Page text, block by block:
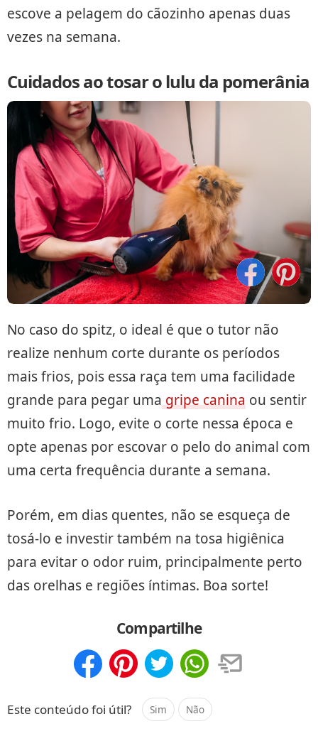
escove a pelagem do cãozinho apenas duas
vezes na semana.
Cuidados ao tosar o lulu da pomerânia
No caso do spitz, o ideal é que o tutor não
realize nenhum corte durante os períodos
mais frios, pois essa raça tem uma facilidade
grande para pegar uma gripe canina ou sentir
muito frio. Logo, evite o corte nessa época e
opte apenas por escovar o pelo do animal com
uma certa frequência durante a semana.
Porém, em dias quentes, não se esqueça de
tosá-lo e investir também na tosa higiênica
para evitar o odor ruim, principalmente perto
das orelhas e regiões íntimas. Boa sorte!
Compartilhe
Este conteúdo foi útil? Sim Não